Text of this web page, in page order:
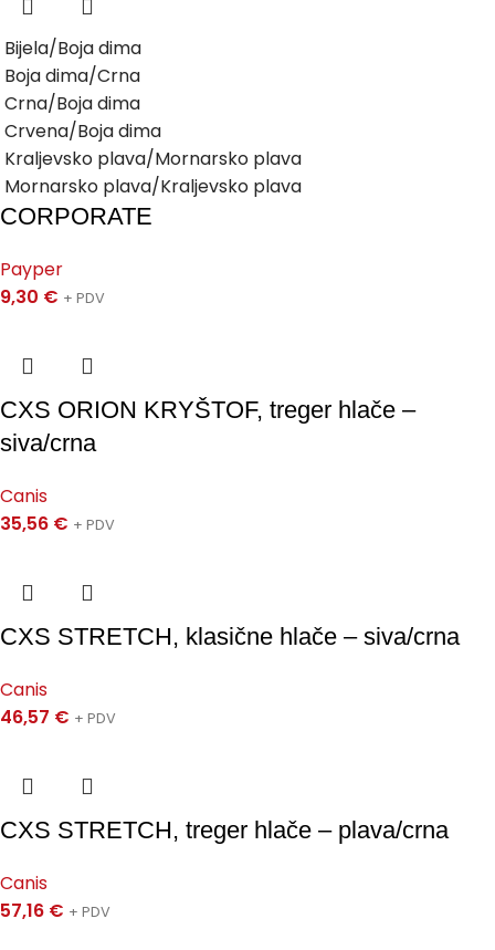
Bijela/Boja dima
Boja dima/Crna
Crna/Boja dima
Crvena/Boja dima
Kraljevsko plava/Mornarsko plava
Mornarsko plava/Kraljevsko plava
CORPORATE
Payper
9,30 € + PDV
CXS ORION KRYŠTOF, treger hlače –
siva/crna
Canis
35,56 € + PDV
CXS STRETCH, klasične hlače – siva/crna
Canis
46,57 € + PDV
CXS STRETCH, treger hlače – plava/crna
Canis
57,16 € + PDV